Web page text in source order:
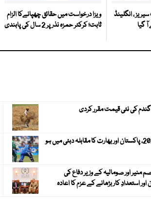
، انگلینڈ
ویزا درخواست میں حقائق چھپانےکا الزام
ثابت؛ کرکٹر حمزہ نذر پر 2 سال کی پابندی
کی نئی قیمت مقرر کردی
ویمنز ایشیا کپ 2026، پاکستان اور بھارت کا مقابلہ دبئی میں ہو
منیر اور صومالیہ کے وزیر دفاع کی
استعدادِ کار بڑھانے کے عزم کا اعادہ